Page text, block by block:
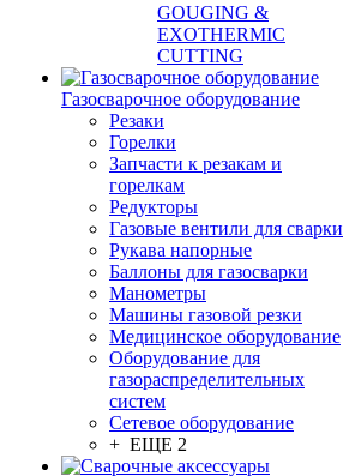
GOUGING &
EXOTHERMIC
CUTTING
Газосварочное оборудование
Резаки
Горелки
Запчасти к резакам и
горелкам
Редукторы
Газовые вентили для сварки
Рукава напорные
Баллоны для газосварки
Манометры
Машины газовой резки
Медицинское оборудование
Оборудование для
газораспределительных
систем
Сетевое оборудование
+ ЕЩЕ 2